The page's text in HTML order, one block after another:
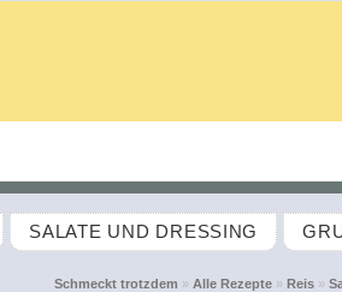
SALATE UND DRESSING
Schmeckt trotzdem » Alle Rezepte » Reis »